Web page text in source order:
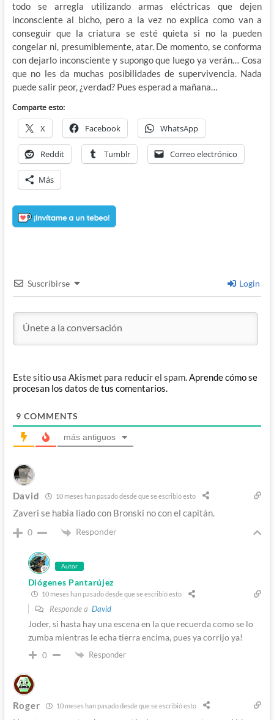
todo se arregla utilizando armas eléctricas que dejen
inconsciente al bicho, pero a la vez no explica como van a
conseguir que la criatura se esté quieta si no la pueden
congelar ni, presumiblemente, atar. De momento, se conforma
con dejarlo inconsciente y supongo que luego ya verán… Cosa
que no les da muchas posibilidades de supervivencia. Nada
puede salir peor, ¿verdad? Pues esperad a mañana…
Comparte esto:
X Facebook WhatsApp
Reddit Tumblr Correo electrónico
Más
Suscribirse Login
Este sitio usa Akismet para reducir el spam.Aprende cómo se
procesan los datos de tus comentarios.
9 COMMENTS
más antiguos
David 10 meses han pasado desde que se escribió esto
Zaveri se habia liado con Bronski no con el capitán.
0 Responder
Autor
Diógenes Pantarújez
10 meses han pasado desde que se escribió esto
Responde a David
Joder, si hasta hay una escena en la que recuerda como se lo
zumba mientras le echa tierra encima, pues ya corrijo ya!
0 Responder
Roger 10 meses han pasado desde que se escribió esto